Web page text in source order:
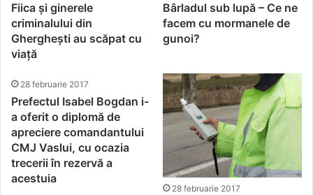
Fiica și ginerele
criminalului din
Gherghești au scăpat cu
viață
Bârladul sub lupă – Ce ne
facem cu mormanele de
gunoi?
28 februarie 2017
Prefectul Isabel Bogdan i-
a oferit o diplomă de
apreciere comandantului
CMJ Vaslui, cu ocazia
trecerii în rezervă a
acestuia
28 februarie 2017